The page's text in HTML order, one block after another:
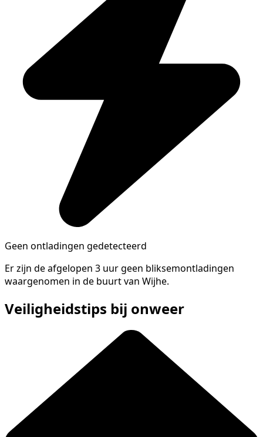
Geen ontladingen gedetecteerd
Er zijn de afgelopen 3 uur geen bliksemontladingen
waargenomen in de buurt van Wijhe.
Veiligheidstips bij onweer